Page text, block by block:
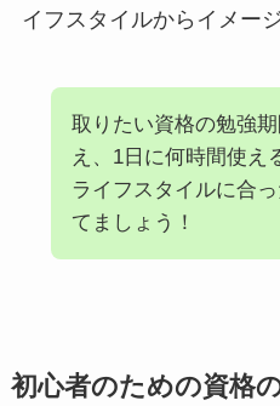
イフスタイルからイメー
取りたい資格の勉強期
え、1日に何時間使え
ライフスタイルに合
てましょう！
初心者のための資格